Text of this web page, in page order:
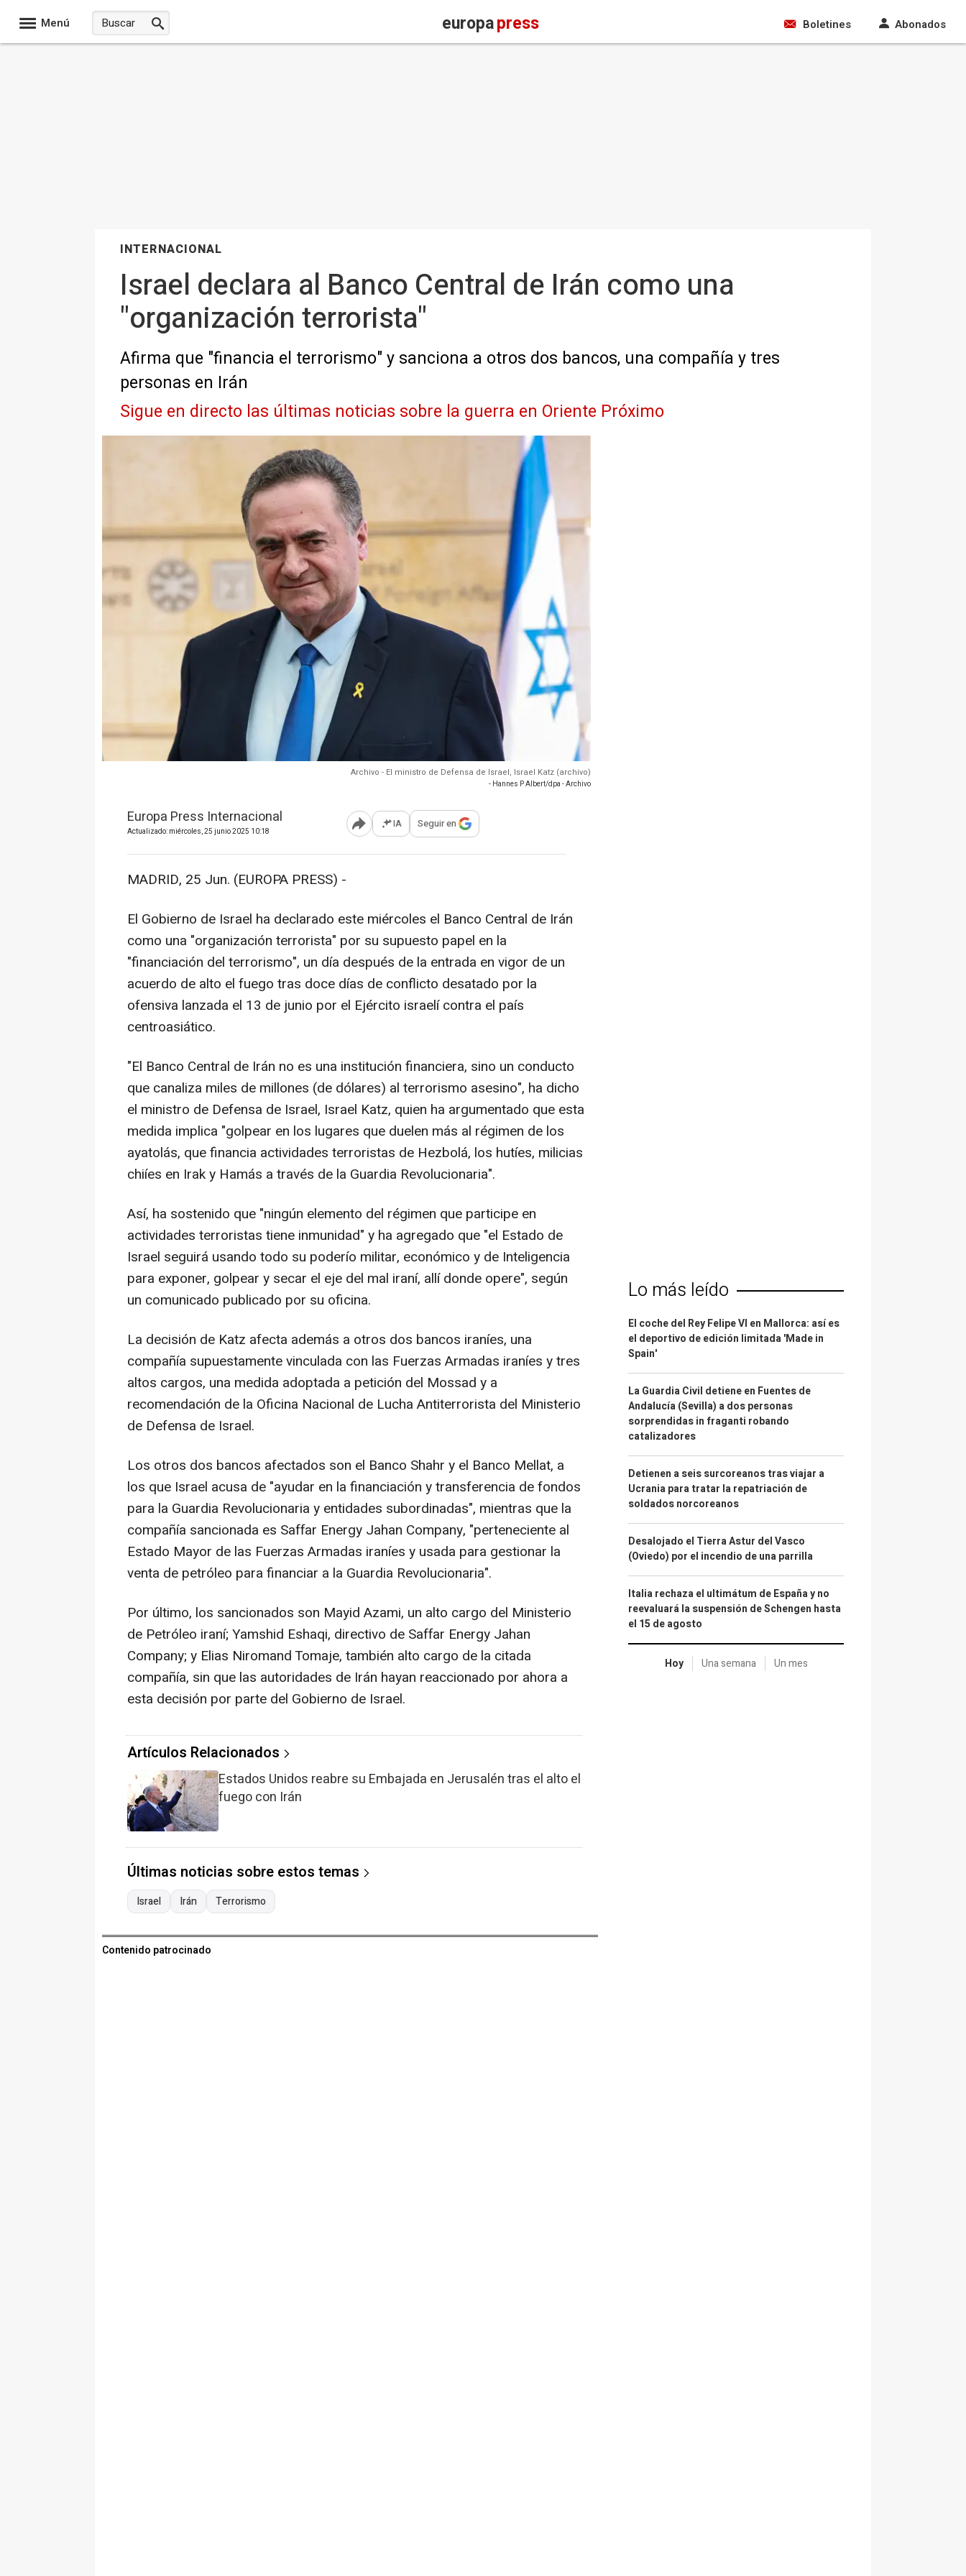
Menú europapress Boletines Abonados
INTERNACIONAL
Israel declara al Banco Central de Irán como una
"organización terrorista"
Afirma que "financia el terrorismo" y sanciona a otros dos bancos, una compañía y tres
personas en Irán
Sigue en directo las últimas noticias sobre la guerra en Oriente Próximo
Archivo - El ministro de Defensa de Israel, Israel Katz (archivo)
- Hannes P Albert/dpa - Archivo
Europa Press Internacional
Actualizado: miércoles, 25 junio 2025 10:18 Abrir opciones para compartir
IA Seguir en
MADRID, 25 Jun. (EUROPA PRESS) -
El Gobierno de Israel ha declarado este miércoles el Banco Central de Irán
como una "organización terrorista" por su supuesto papel en la
"financiación del terrorismo", un día después de la entrada en vigor de un
acuerdo de alto el fuego tras doce días de conflicto desatado por la
ofensiva lanzada el 13 de junio por el Ejército israelí contra el país
centroasiático.
"El Banco Central de Irán no es una institución financiera, sino un conducto
que canaliza miles de millones (de dólares) al terrorismo asesino", ha dicho
el ministro de Defensa de Israel, Israel Katz, quien ha argumentado que esta
medida implica "golpear en los lugares que duelen más al régimen de los
ayatolás, que financia actividades terroristas de Hezbolá, los hutíes, milicias
chiíes en Irak y Hamás a través de la Guardia Revolucionaria".
Así, ha sostenido que "ningún elemento del régimen que participe en
actividades terroristas tiene inmunidad" y ha agregado que "el Estado de
Israel seguirá usando todo su poderío militar, económico y de Inteligencia
para exponer, golpear y secar el eje del mal iraní, allí donde opere", según
un comunicado publicado por su oficina.
La decisión de Katz afecta además a otros dos bancos iraníes, una
compañía supuestamente vinculada con las Fuerzas Armadas iraníes y tres
altos cargos, una medida adoptada a petición del Mossad y a
recomendación de la Oficina Nacional de Lucha Antiterrorista del Ministerio
de Defensa de Israel.
Los otros dos bancos afectados son el Banco Shahr y el Banco Mellat, a
los que Israel acusa de "ayudar en la financiación y transferencia de fondos
para la Guardia Revolucionaria y entidades subordinadas", mientras que la
compañía sancionada es Saffar Energy Jahan Company, "perteneciente al
Estado Mayor de las Fuerzas Armadas iraníes y usada para gestionar la
venta de petróleo para financiar a la Guardia Revolucionaria".
Por último, los sancionados son Mayid Azami, un alto cargo del Ministerio
de Petróleo iraní; Yamshid Eshaqi, directivo de Saffar Energy Jahan
Company; y Elias Niromand Tomaje, también alto cargo de la citada
compañía, sin que las autoridades de Irán hayan reaccionado por ahora a
esta decisión por parte del Gobierno de Israel.
Artículos Relacionados
Estados Unidos reabre su Embajada en Jerusalén tras el alto el
fuego con Irán
Últimas noticias sobre estos temas
Israel Irán Terrorismo
Contenido patrocinado
Lo más leído
El coche del Rey Felipe VI en Mallorca: así es
el deportivo de edición limitada 'Made in
Spain'
La Guardia Civil detiene en Fuentes de
Andalucía (Sevilla) a dos personas
sorprendidas in fraganti robando
catalizadores
Detienen a seis surcoreanos tras viajar a
Ucrania para tratar la repatriación de
soldados norcoreanos
Desalojado el Tierra Astur del Vasco
(Oviedo) por el incendio de una parrilla
Italia rechaza el ultimátum de España y no
reevaluará la suspensión de Schengen hasta
el 15 de agosto
Hoy Una semana Un mes